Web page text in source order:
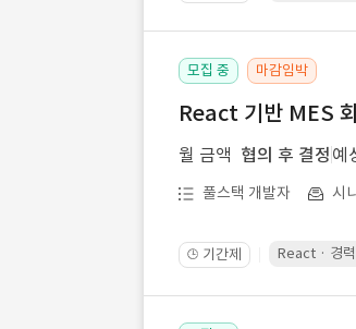
모집 중 마감임박
React 기반 MES
월 금액 협의 후 결정 예
풀스택 개발자 시
🕒 기간제 React · 경